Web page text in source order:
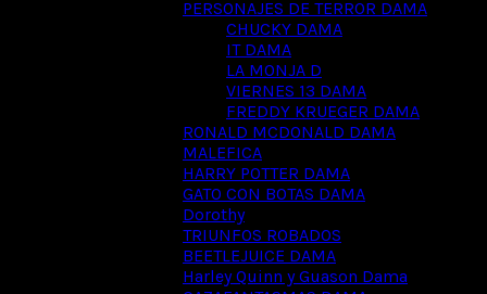
PERSONAJES DE TERROR DAMA
CHUCKY DAMA
IT DAMA
LA MONJA D
VIERNES 13 DAMA
FREDDY KRUEGER DAMA
RONALD MCDONALD DAMA
MALEFICA
HARRY POTTER DAMA
GATO CON BOTAS DAMA
Dorothy
TRIUNFOS ROBADOS
BEETLEJUICE DAMA
Harley Quinn y Guason Dama